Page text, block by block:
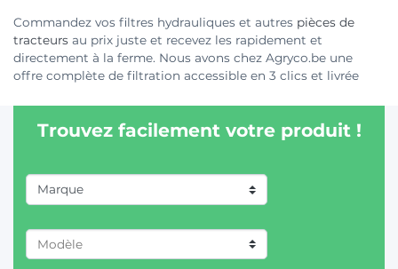
Commandez vos filtres hydrauliques et autres pièces de
tracteurs au prix juste et recevez les rapidement et
directement à la ferme. Nous avons chez Agryco.be une
offre complète de filtration accessible en 3 clics et livrée
de votre tracteur agricole en montant des filtres
hydrauliques commandés chez Agryco.be. Tous nos filtres
Trouvez facilement votre produit !
Marque
ANTONIO CARRARO (4)